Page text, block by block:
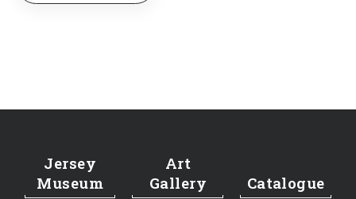
Jersey
Museum
Art
Gallery
Catalogue